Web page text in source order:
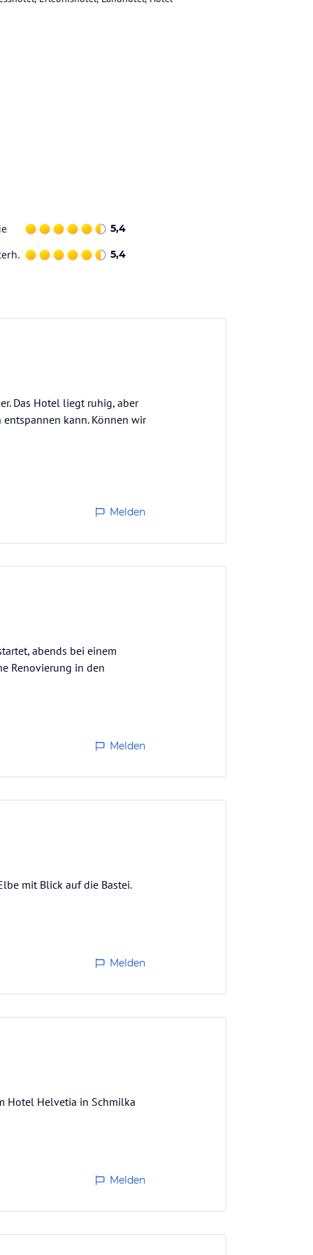
5,4
5,4
Das Hotel liegt ruhig, aber
kann. Können wir
Melden
abends bei einem
Renovierung in den
Melden
mit Blick auf die Bastei.
Melden
Hotel Helvetia in Schmilka
Melden